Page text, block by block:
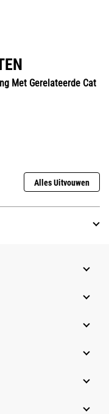
Met Gerelateerde Cat
Alles Uitvouwen